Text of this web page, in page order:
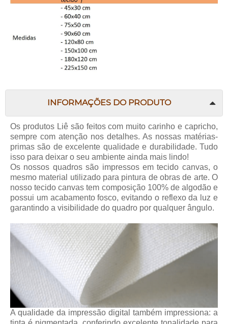
INFORMAÇÕES DO PRODUTO
Os produtos Liê são feitos com muito carinho e capricho,
sempre com atenção nos detalhes. As nossas matérias-
primas são de excelente qualidade e durabilidade. Tudo
isso para deixar o seu ambiente ainda mais lindo!
Os nossos quadros são impressos em tecido canvas, o
mesmo material utilizado para pintura de obras de arte. O
nosso tecido canvas tem composição 100% de algodão e
possui um acabamento fosco, evitando o reflexo da luz e
garantindo a visibilidade do quadro por qualquer ângulo.
A qualidade da impressão digital também impressiona: a